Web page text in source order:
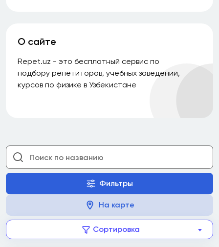
О сайте
Repet.uz - это бесплатный сервис по
подбору репетиторов, учебных заведений,
курсов по физике в Узбекистане
Фильтры
На карте
Сортировка